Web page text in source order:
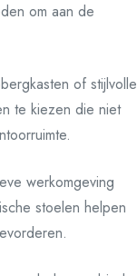
om aan de
of stijlvolle
te kiezen die niet
werkomgeving
stoelen helpen